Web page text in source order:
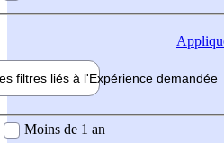
filtres liés à l'Expérience demandée
demandée
Moins de 1 an